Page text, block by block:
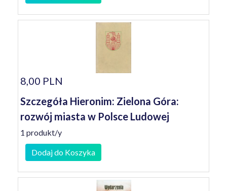
8,00 PLN
Szczegóła Hieronim: Zielona Góra:
rozwój miasta w Polsce Ludowej
1 produkt/y
Dodaj do Koszyka